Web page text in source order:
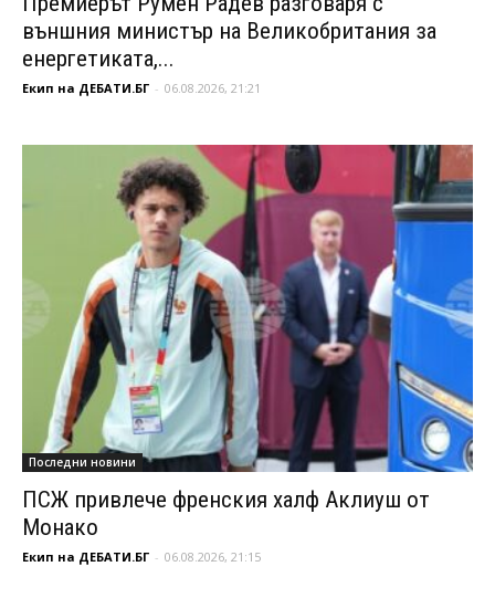
външния министър на Великобритания за
енергетиката,...
Екип на ДЕБАТИ.БГ - 06.08.2026, 21:21
Последни новини
ПСЖ привлече френския халф Аклиуш от
Монако
Екип на ДЕБАТИ.БГ - 06.08.2026, 21:15